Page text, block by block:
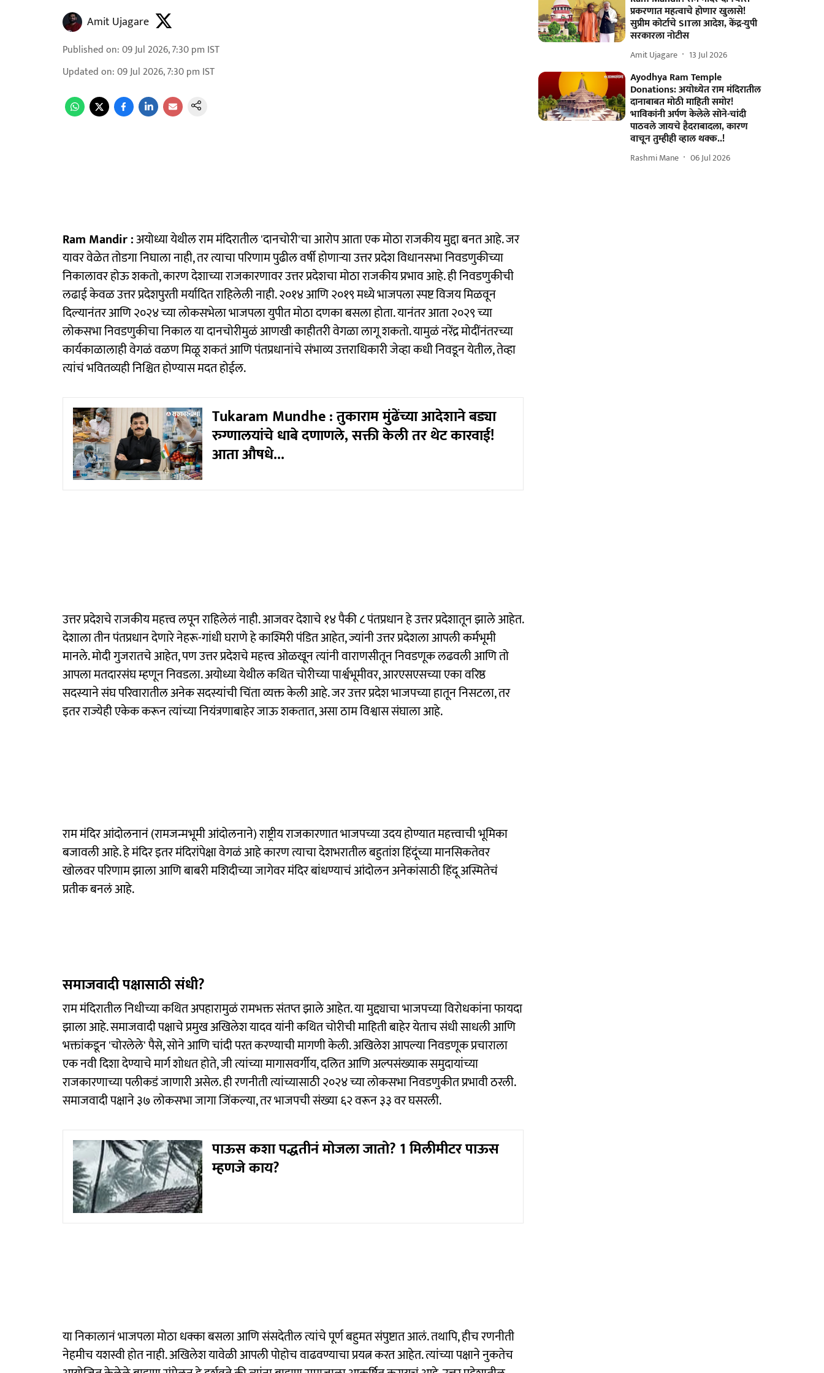
Amit Ujagare
Published on:09 Jul 2026, 7:30 pm IST
Updated on:09 Jul 2026, 7:30 pm IST
Ram Mandir :अयोध्या येथील राम मंदिरातील 'दानचोरी'चा आरोप आता एक मोठा राजकीय मुद्दा बनत आहे. जर
यावर वेळेत तोडगा निघाला नाही, तर त्याचा परिणाम पुढील वर्षी होणाऱ्या उत्तर प्रदेश विधानसभा निवडणुकीच्या
निकालावर होऊ शकतो, कारण देशाच्या राजकारणावर उत्तर प्रदेशचा मोठा राजकीय प्रभाव आहे. ही निवडणुकीची
लढाई केवळ उत्तर प्रदेशपुरती मर्यादित राहिलेली नाही. २०१४ आणि २०१९ मध्ये भाजपला स्पष्ट विजय मिळवून
दिल्यानंतर आणि २०२४ च्या लोकसभेला भाजपला युपीत मोठा दणका बसला होता. यानंतर आता २०२९ च्या
लोकसभा निवडणुकीचा निकाल या दानचोरीमुळं आणखी काहीतरी वेगळा लागू शकतो. यामुळं नरेंद्र मोदींनंतरच्या
कार्यकाळालाही वेगळं वळण मिळू शकतं आणि पंतप्रधानांचे संभाव्य उत्तराधिकारी जेव्हा कधी निवडून येतील, तेव्हा
त्यांचं भवितव्यही निश्चित होण्यास मदत होईल.
Tukaram Mundhe : तुकाराम मुंढेंच्या आदेशाने बड्या
रुग्णालयांचे धाबे दणाणले, सक्ती केली तर थेट कारवाई!
आता औषधे...
उत्तर प्रदेशचे राजकीय महत्त्व लपून राहिलेलं नाही. आजवर देशाचे १४ पैकी ८ पंतप्रधान हे उत्तर प्रदेशातून झाले आहेत.
देशाला तीन पंतप्रधान देणारे नेहरू-गांधी घराणे हे काश्मिरी पंडित आहेत, ज्यांनी उत्तर प्रदेशला आपली कर्मभूमी
मानले. मोदी गुजरातचे आहेत, पण उत्तर प्रदेशचे महत्त्व ओळखून त्यांनी वाराणसीतून निवडणूक लढवली आणि तो
आपला मतदारसंघ म्हणून निवडला. अयोध्या येथील कथित चोरीच्या पार्श्वभूमीवर, आरएसएसच्या एका वरिष्ठ
सदस्याने संघ परिवारातील अनेक सदस्यांची चिंता व्यक्त केली आहे. जर उत्तर प्रदेश भाजपच्या हातून निसटला, तर
इतर राज्येही एकेक करून त्यांच्या नियंत्रणाबाहेर जाऊ शकतात, असा ठाम विश्वास संघाला आहे.
राम मंदिर आंदोलनानं (रामजन्मभूमी आंदोलनाने) राष्ट्रीय राजकारणात भाजपच्या उदय होण्यात महत्त्वाची भूमिका
बजावली आहे. हे मंदिर इतर मंदिरांपेक्षा वेगळं आहे कारण त्याचा देशभरातील बहुतांश हिंदूंच्या मानसिकतेवर
खोलवर परिणाम झाला आणि बाबरी मशिदीच्या जागेवर मंदिर बांधण्याचं आंदोलन अनेकांसाठी हिंदू अस्मितेचं
प्रतीक बनलं आहे.
समाजवादी पक्षासाठी संधी?
राम मंदिरातील निधीच्या कथित अपहारामुळं रामभक्त संतप्त झाले आहेत. या मुद्द्याचा भाजपच्या विरोधकांना फायदा
झाला आहे. समाजवादी पक्षाचे प्रमुख अखिलेश यादव यांनी कथित चोरीची माहिती बाहेर येताच संधी साधली आणि
भक्तांकडून 'चोरलेले' पैसे, सोने आणि चांदी परत करण्याची मागणी केली. अखिलेश आपल्या निवडणूक प्रचाराला
एक नवी दिशा देण्याचे मार्ग शोधत होते, जी त्यांच्या मागासवर्गीय, दलित आणि अल्पसंख्याक समुदायांच्या
राजकारणाच्या पलीकडं जाणारी असेल. ही रणनीती त्यांच्यासाठी २०२४ च्या लोकसभा निवडणुकीत प्रभावी ठरली.
समाजवादी पक्षाने ३७ लोकसभा जागा जिंकल्या, तर भाजपची संख्या ६२ वरून ३३ वर घसरली.
पाऊस कशा पद्धतीनं मोजला जातो? 1 मिलीमीटर पाऊस
म्हणजे काय?
या निकालानं भाजपला मोठा धक्का बसला आणि संसदेतील त्यांचे पूर्ण बहुमत संपुष्टात आलं. तथापि, हीच रणनीती
नेहमीच यशस्वी होत नाही. अखिलेश यावेळी आपली पोहोच वाढवण्याचा प्रयत्न करत आहेत. त्यांच्या पक्षाने नुकतेच
प्रकरणात महत्वाचे होणार खुलासे!
सुप्रीम कोर्टाचे SITला आदेश, केंद्र-युपी
सरकारला नोटीस
Amit Ujagare 13 Jul 2026
Ayodhya Ram Temple
Donations: अयोध्येत राम मंदिरातील
दानाबाबत मोठी माहिती समोर!
भाविकांनी अर्पण केलेले सोने-चांदी
पाठवले जायचे हैदराबादला, कारण
वाचून तुम्हीही व्हाल थक्क..!
Rashmi Mane 06 Jul 2026